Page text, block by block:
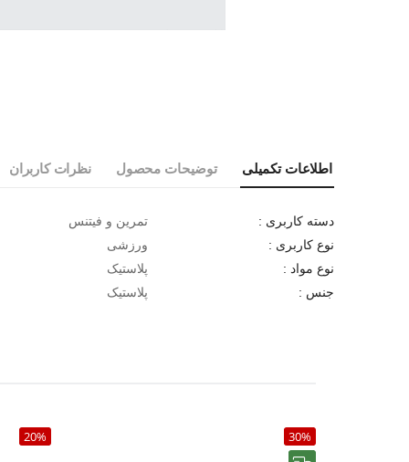
اطلاعات تکمیلی توضیحات محصول نظرات کاربران
دسته کاربری : تمرین و فیتنس
نوع کاربری : ورزشی
نوع مواد : پلاستیک
جنس : پلاستیک
30%
20%